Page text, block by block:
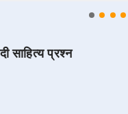
साहित्य प्रश्न